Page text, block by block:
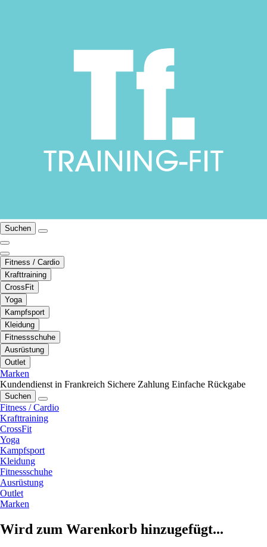
Suchen
Fitness / Cardio
Krafttraining
CrossFit
Yoga
Kampfsport
Kleidung
Fitnessschuhe
Ausrüstung
Outlet
Marken
Kundendienst in Frankreich Sichere Zahlung Einfache Rückgabe
Suchen
Fitness / Cardio
Krafttraining
CrossFit
Yoga
Kampfsport
Kleidung
Fitnessschuhe
Ausrüstung
Outlet
Marken
Wird zum Warenkorb hinzugefügt...